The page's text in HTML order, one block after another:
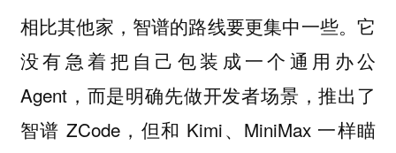
相比其他家，智谱的路线要更集中一些。它
没有急着把自己包装成一个通用办公
Agent，而是明确先做开发者场景，推出了
智谱 ZCode，但和 Kimi、MiniMax 一样瞄